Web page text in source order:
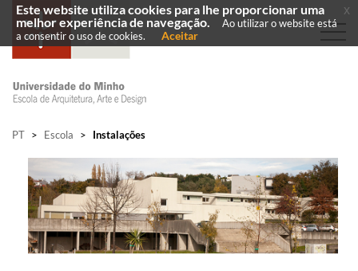
PT > Escola > Instalações
Este website utiliza cookies para lhe proporcionar uma
melhor experiência de navegação.
Ao utilizar o website está
a consentir o uso de cookies.
Aceitar
x